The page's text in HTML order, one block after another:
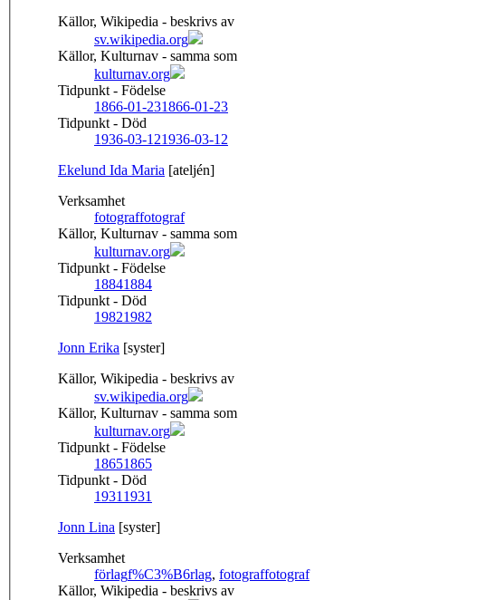
Källor, Wikipedia - beskrivs av
sv.wikipedia.org
Källor, Kulturnav - samma som
kulturnav.org
Tidpunkt - Födelse
1866-01-231866-01-23
Tidpunkt - Död
1936-03-121936-03-12
Ekelund Ida Maria [ateljén]
Verksamhet
fotograffotograf
Källor, Kulturnav - samma som
kulturnav.org
Tidpunkt - Födelse
18841884
Tidpunkt - Död
19821982
Jonn Erika [syster]
Källor, Wikipedia - beskrivs av
sv.wikipedia.org
Källor, Kulturnav - samma som
kulturnav.org
Tidpunkt - Födelse
18651865
Tidpunkt - Död
1931 1931
Jonn Lina [syster]
Verksamhet
förlagf%C3%B6rlag, fotograffotograf
Källor, Wikipedia - beskrivs av